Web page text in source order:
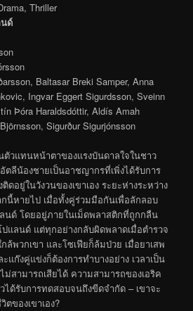
Thriller
ด์
Baltasar Breki Samper, Anna
Ingvar Eggert Sigurdsson, Sveinn
Þóra Haraldsdóttir, Aldís Amah
Sigurður Sigurjónsson
ตัวแทนหน้าตาของแรงบันดาลใจในชาว
ลีน้องชายเป็นอาชญากรที่เพิ่งได้รับการ
อยู่ในวังวนของเขาเอง ระยะห่างระหว่าง
นี้หายไป เมื่อทั้งคู่ร่วมมือกันเพื่อลักลอบ
นด์ โดยอยู่ภายในเม็ดพลาสติกที่ถูกกลืน
แลนด์ แต่ทุกอย่างกลับผิดพลาดเมื่อตำรวจ
ล้พวกเขา และโซเฟียก็ล้มป่วย เมื่อยาเสพ
แก๊งคู่แข่งก็ต้องการทำบางอย่าง เวลาเป็น
สามารถเสียได้ ความสามารถของเอริค
ด้รับการทดสอบจนถึงขีดจำกัด – เขาจะ
ของเขาเอง?